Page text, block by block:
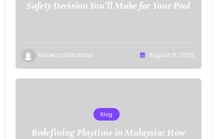
Safety Decision You’ll Make for Your Pool
RebeccaSBallard August 6, 2026
Blog
Redefining Playtime in Malaysia: How